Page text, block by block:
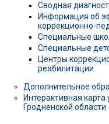
Сводная
Информация об
коррекционно-
Специальные
Специальные
Центры
реабилитации
Дополнительное
Интерактивная
Гродненской области